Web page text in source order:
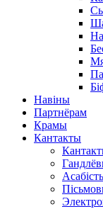
Навіны
Партнёрам
Крамы
Кантакты